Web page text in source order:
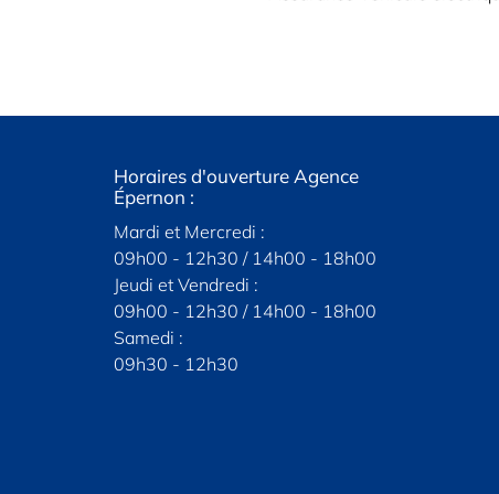
Allianz-Epernon
28230 Épernon
Afficher la carte
Horaires d'ouverture Agence
Épernon :
Mardi et Mercredi :
09h00 - 12h30 / 14h00 - 18h00
Jeudi et Vendredi :
09h00 - 12h30 / 14h00 - 18h00
Samedi :
09h30 - 12h30
Horaires
Mardi,